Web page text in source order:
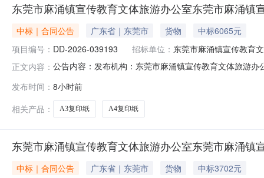
东莞市麻涌镇宣传教育文体旅游办公室东莞市麻涌
中标｜合同公告 广东省｜东莞市 货物
中标6065元
项目编号： DD-2026-039193 招标单位： 东莞市麻涌镇宣传教育
正文内容： 公告内容：发布机构：东莞市麻涌镇宣传教育文体旅游
公室地址：广东省东莞市麻涌镇麻涌镇人民政府507室
发布时间： 8小时前
相关产品：
A3复印纸 A4复印纸
东莞市麻涌镇宣传教育文体旅游办公室东莞市麻涌
中标｜合同公告 广东省｜东莞市 货物
中标3702元